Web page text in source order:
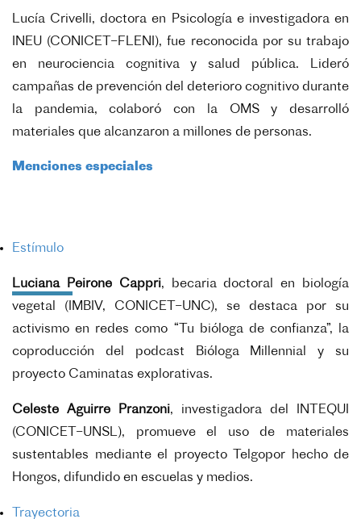
Lucía Crivelli, doctora en Psicología e investigadora en
INEU (CONICET–FLENI), fue reconocida por su trabajo
en neurociencia cognitiva y salud pública. Lideró
campañas de prevención del deterioro cognitivo durante
la pandemia, colaboró con la OMS y desarrolló
materiales que alcanzaron a millones de personas.
Menciones especiales
Estímulo
Luciana Peirone Cappri, becaria doctoral en biología
vegetal (IMBIV, CONICET–UNC), se destaca por su
activismo en redes como “Tu bióloga de confianza”, la
coproducción del podcast Bióloga Millennial y su
proyecto Caminatas explorativas.
Celeste Aguirre Pranzoni, investigadora del INTEQUI
(CONICET–UNSL), promueve el uso de materiales
sustentables mediante el proyecto Telgopor hecho de
Hongos, difundido en escuelas y medios.
Trayectoria